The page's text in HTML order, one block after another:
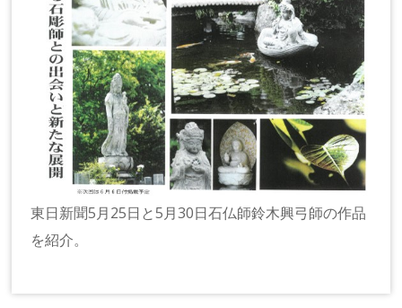
東日新聞5月25日と5月30日石仏師鈴木興弓師の作品
を紹介。